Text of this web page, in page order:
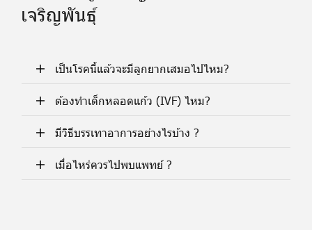
เจริญพันธุ์
เป็นโรคนี้แล้วจะมีลูกยากเสมอไปไหม?
ต้องทำเด็กหลอดแก้ว (IVF) ไหม?
มีวิธีบรรเทาอาการอย่างไรบ้าง ?
เมื่อไหร่ควรไปพบแพทย์ ?